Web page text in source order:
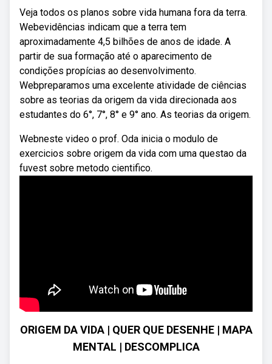
Veja todos os planos sobre vida humana fora da terra.
Webevidências indicam que a terra tem
aproximadamente 4,5 bilhões de anos de idade. A
partir de sua formação até o aparecimento de
condições propícias ao desenvolvimento.
Webpreparamos uma excelente atividade de ciências
sobre as teorias da origem da vida direcionada aos
estudantes do 6°, 7°, 8° e 9° ano. As teorias da origem.
Webneste video o prof. Oda inicia o modulo de
exercicios sobre origem da vida com uma questao da
fuvest sobre metodo cientifico.
ORIGEM DA VIDA | QUER QUE DESENHE | MAPA
MENTAL | DESCOMPLICA